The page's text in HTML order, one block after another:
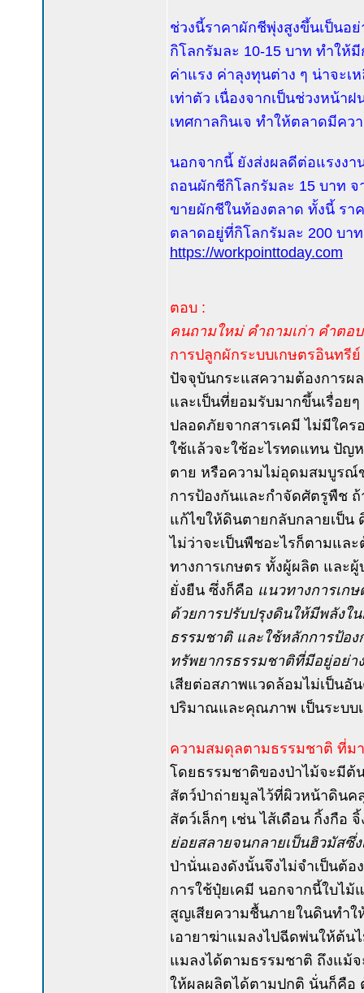
ช่วงนี้ราคาผักชีพุ่งสูงขึ้นเป็นอ
กิโลกรัมละ 10-15 บาท ทำให้
ค่าแรง ค่าลุงทุนต่าง ๆ น่าจะเ
เท่าตัว เนื่องจากเป็นช่วงหน้า
เทศกาลกินเจ ทำให้ตลาดมีคว
นอกจากนี้ ยังส่งผลดีต่อแรงงา
ถอนผักชีกิโลกรัมละ 15 บาท
ขายผักชีในท้องตลาด ทั้งนี้ รา
ตลาดอยู่ที่กิโลกรัมละ 200 บา
https://workpointtoday.com
ตอบ :
คนถามใหม่ คำถามเก่า คำตอ
การปลูกผักระบบเกษตรอินทรีย์
ปัจจุบันกระแสความต้องการผ
และเป็นที่ยอมรับมากขึ้นเรื่อย
ปลอดภัยจากสารเคมี ไม่มีใคร
ใช้แล้วจะใช้อะไรทดแทน ปัญห
ตาย หรือความไม่อุดมสมบูรณ์
การป้องกันและกำจัดศัตรูพืช
แก้ไขให้ดินตายกลับกลายเป็
ไม่ว่าจะเป็นพืชอะไรก็ตามแล
ทางการเกษตร ทั้งผู้ผลิต และ
ยั่งยืน ซึ่งก็คือ แนวทางการเก
ด้วยการปรับปรุงดินให้มีพลัง
ธรรมชาติ และใช้หลักการป้อ
ทรัพยากรธรรมชาติที่มีอยู่อย่า
เสียต่อสภาพแวดล้อมไม่เป็นอั
ปริมาณและคุณภาพ เป็นระบบ
ความสมดุลตามธรรมชาติ ที่ม
โดยธรรมชาติของป่าไม้จะมี
สัตว์ป่าถ่ายมูลไว้ที่ผิวหน้าดินค
สัตว์เล็กๆ เช่น ไส้เดือน กิ้งกือ
ย่อยสลายจนกลายเป็นฮิวมัสซึ่
ป่านั่นเองดังนั้นจึงไม่จำเป็นต้อ
การใช้ปุ๋ยเคมี นอกจากนี้ใบไ
สูญเสียความชื้นภายในดินทำ
เอายาฆ่าแมลงไปฉีดพ่นให้ต้น
แมลงได้ตามธรรมชาติ ถึงแม้
ให้ผลผลิตได้ตามปกติ นั่นก็คื